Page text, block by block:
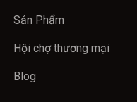
Sản Phẩm
Hội chợ thương mại
Blog